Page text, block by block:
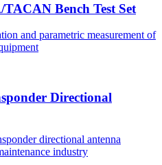
Bench Test Set
and parametric measurement of
Directional
directional antenna
industry